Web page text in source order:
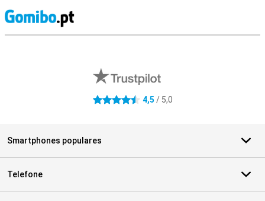
4.5 estrelas 4,5 / 5,0
Smartphones populares
Telefone